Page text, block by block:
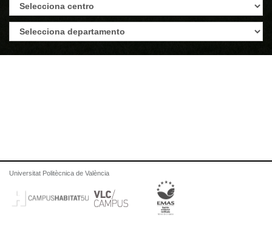
Universitat Politècnica de València